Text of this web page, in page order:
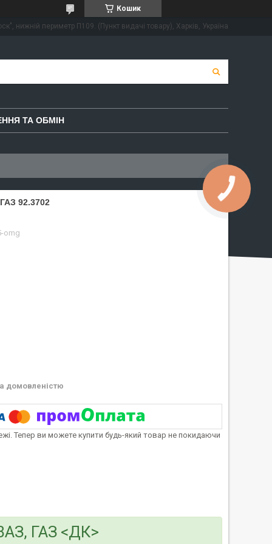
Кошик
нижній периметр П109. (Пункт видачі товару), Харків, Україна
ТА ОБМІН
92.3702
omg
домовленістю
Тепер ви можете купити будь-який товар не покидаючи
ГАЗ <ДК>